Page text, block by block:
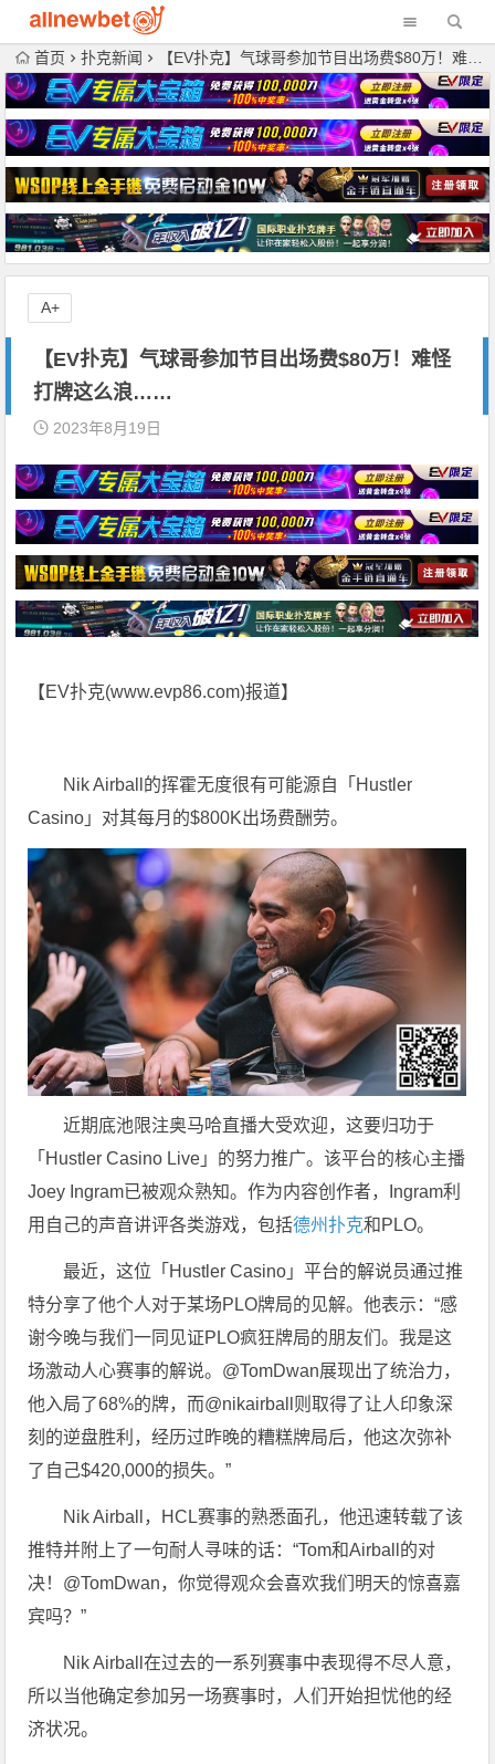
首页 扑克新闻 【EV扑克】气球哥参加节目出场费$80万！难怪打牌这么浪……
【EV扑克】气球哥参加节目出场费$80万！难怪
打牌这么浪……
2023年8月19日
【EV扑克(www.evp86.com)报道】
Nik Airball的挥霍无度很有可能源自「Hustler
Casino」对其每月的$800K出场费酬劳。
近期底池限注奥马哈直播大受欢迎，这要归功于
「Hustler Casino Live」的努力推广。该平台的核心主播
Joey Ingram已被观众熟知。作为内容创作者，Ingram利
用自己的声音讲评各类游戏，包括德州扑克和PLO。
最近，这位「Hustler Casino」平台的解说员通过推
特分享了他个人对于某场PLO牌局的见解。他表示：“感
谢今晚与我们一同见证PLO疯狂牌局的朋友们。我是这
场激动人心赛事的解说。@TomDwan展现出了统治力，
他入局了68%的牌，而@nikairball则取得了让人印象深
刻的逆盘胜利，经历过昨晚的糟糕牌局后，他这次弥补
了自己$420,000的损失。”
Nik Airball，HCL赛事的熟悉面孔，他迅速转载了该
推特并附上了一句耐人寻味的话：“Tom和Airball的对
决！@TomDwan，你觉得观众会喜欢我们明天的惊喜嘉
宾吗？”
Nik Airball在过去的一系列赛事中表现得不尽人意，
所以当他确定参加另一场赛事时，人们开始担忧他的经
济状况。
A+